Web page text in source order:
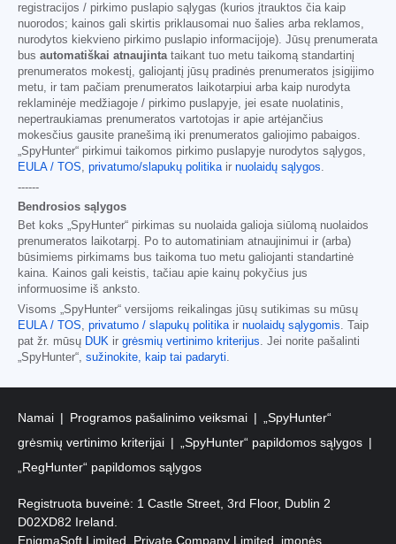
registracijos / pirkimo puslapio sąlygas (kurios įtrauktos čia kaip
nuorodos; kainos gali skirtis priklausomai nuo šalies arba reklamos,
nurodytos kiekvieno pirkimo puslapio informacijoje). Jūsų prenumerata
bus automatiškai atnaujintataikant tuo metu taikomą standartinį
prenumeratos mokestį, galiojantį jūsų pradinės prenumeratos įsigijimo
metu, ir tam pačiam prenumeratos laikotarpiui arba kaip nurodyta
reklaminėje medžiagoje / pirkimo puslapyje, jei esate nuolatinis,
nepertraukiamas prenumeratos vartotojas ir apie artėjančius
mokesčius gausite pranešimą iki prenumeratos galiojimo pabaigos.
„SpyHunter“ pirkimui taikomos pirkimo puslapyje nurodytos sąlygos,
EULA / TOS, privatumo/slapukų politikair nuolaidų sąlygos.
------
Bendrosios sąlygos
Bet koks „SpyHunter“ pirkimas su nuolaida galioja siūlomą nuolaidos
prenumeratos laikotarpį. Po to automatiniam atnaujinimui ir (arba)
būsimiems pirkimams bus taikoma tuo metu galiojanti standartinė
kaina. Kainos gali keistis, tačiau apie kainų pokyčius jus
informuosime iš anksto.
Visoms „SpyHunter“ versijoms reikalingas jūsų sutikimas su mūsų
EULA / TOS, privatumo / slapukų politikair nuolaidų sąlygomis. Taip
pat žr. mūsų DUK ir grėsmių vertinimo kriterijus. Jei norite pašalinti
„SpyHunter“, sužinokite, kaip tai padaryti.
Namai Programos pašalinimo veiksmai
„SpyHunter“
grėsmių vertinimo kriterijai
„SpyHunter“ papildomos sąlygos
„RegHunter“ papildomos sąlygos
Registruota buveinė: 1 Castle Street, 3rd Floor, Dublin 2
D02XD82 Ireland.
EnigmaSoft Limited, Private Company Limited, įmonės